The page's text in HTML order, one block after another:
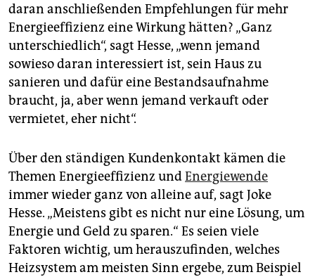
daran anschließenden Empfehlungen für mehr
Energieeffizienz eine Wirkung hätten? „Ganz
unterschiedlich“, sagt Hesse, „wenn jemand
sowieso daran interessiert ist, sein Haus zu
sanieren und dafür eine Bestandsaufnahme
braucht, ja, aber wenn jemand verkauft oder
vermietet, eher nicht“.
Über den ständigen Kundenkontakt kämen die
Themen Energieeffizienz undEnergiewende
immer wieder ganz von alleine auf, sagt Joke
Hesse. „Meistens gibt es nicht nur eine Lösung, um
Energie und Geld zu sparen.“ Es seien viele
Faktoren wichtig, um herauszufinden, welches
Heizsystem am meisten Sinn ergebe, zum Beispiel